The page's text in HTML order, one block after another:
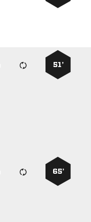
51’
65’